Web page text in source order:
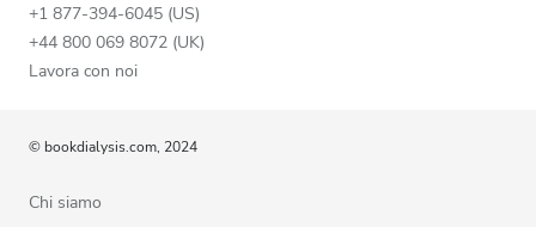
+1 877-394-6045 (US)
+44 800 069 8072 (UK)
Lavora con noi
© bookdialysis.com, 2024
Chi siamo